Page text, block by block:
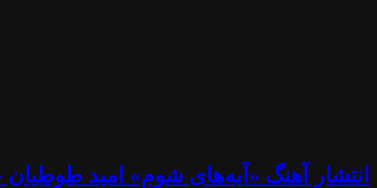
انتشار آهنگ «آیه‌های شوم» امید طوطیان - تلاوت آیاتی از منجلاب قرآن (۸۳)